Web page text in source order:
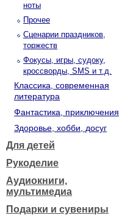
ноты
Прочее
Сценарии праздников,
торжеств
Фокусы, игры, судоку,
кроссворды, SMS и т.д.
Классика, современная
литература
Фантастика, приключения
Здоровье, хобби, досуг
Для детей
Рукоделие
Аудиокниги,
мультимедиа
Подарки и сувениры